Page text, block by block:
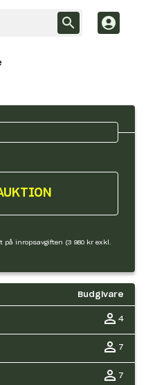
inropsavgiften (3 980 kr exkl.
Budgivare
4
7
7